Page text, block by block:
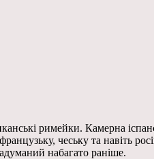
римейки. Камерна
чеську та навіть
набагато раніше.